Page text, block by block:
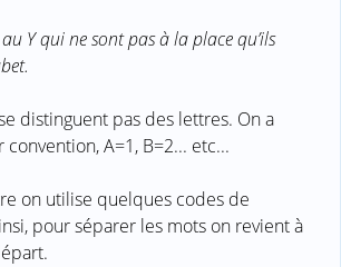
Y qui ne sont pas à la place qu’ils
distinguent pas des lettres. On a
A=1, B=2... etc...
on utilise quelques codes de
pour séparer les mots on revient à